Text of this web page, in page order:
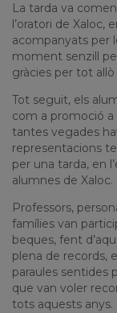
La tarda va
l’oratori de
acompanyats per
moment senzill
gràcies per tot
Tot seguit, els
com a promoció a
tantes vegades
representacions
per una tarda, en
alumnes de Xaloc.
Professors,
famílies van
beques, fent
plena de records,
paraules sentides
que van voler
tots aquests anys.